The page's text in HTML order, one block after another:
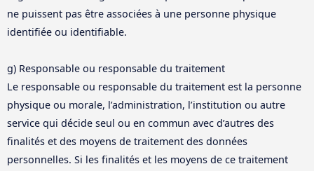
ne puissent pas être associées à une personne physique
identifiée ou identifiable.
g) Responsable ou responsable du traitement
Le responsable ou responsable du traitement est la personne
physique ou morale, l’administration, l’institution ou autre
service qui décide seul ou en commun avec d’autres des
finalités et des moyens de traitement des données
personnelles. Si les finalités et les moyens de ce traitement